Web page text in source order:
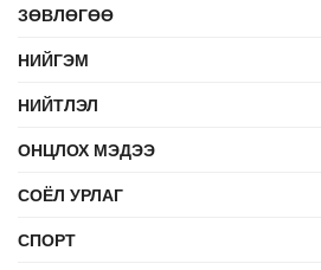
ЗӨВЛӨГӨӨ
НИЙГЭМ
НИЙТЛЭЛ
ОНЦЛОХ МЭДЭЭ
СОЁЛ УРЛАГ
СПОРТ